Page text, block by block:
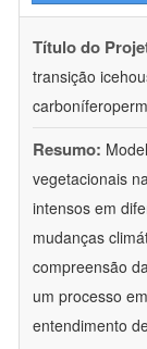
Título do
transição
Resumo:
vegetacionais
intensos em
mudanças
compreensão
um processo
entendimento